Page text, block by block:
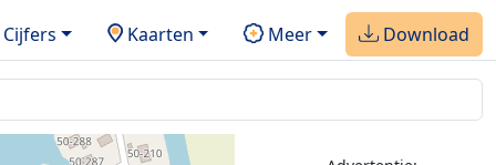
Cijfers Kaarten Meer Download